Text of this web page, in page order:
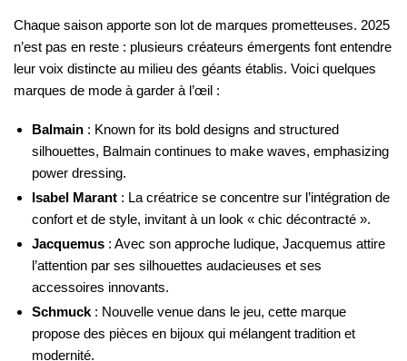
Chaque saison apporte son lot de marques prometteuses. 2025
n’est pas en reste : plusieurs créateurs émergents font entendre
leur voix distincte au milieu des géants établis. Voici quelques
marques de mode à garder à l’œil :
Balmain : Known for its bold designs and structured
silhouettes, Balmain continues to make waves, emphasizing
power dressing.
Isabel Marant : La créatrice se concentre sur l’intégration de
confort et de style, invitant à un look « chic décontracté ».
Jacquemus : Avec son approche ludique, Jacquemus attire
l’attention par ses silhouettes audacieuses et ses
accessoires innovants.
Schmuck : Nouvelle venue dans le jeu, cette marque
propose des pièces en bijoux qui mélangent tradition et
modernité.